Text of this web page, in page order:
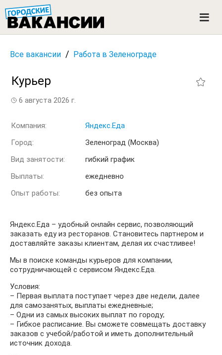
n
Все вакансии / Работа в Зеленограде
Курьер
6 августа 2026 г.
Компания:
Яндекс.Еда
Город:
Зеленоград (Москва)
Вид занятости:
гибкий график
Выплаты:
ежедневно
Опыт работы:
без опыта
Яндекс.Еда – удобный онлайн сервис, позволяющий
заказать еду из ресторанов. Становитесь партнером и
доставляйте заказы клиентам, делая их счастливее!
Мы в поиске команды курьеров для компании,
сотрудничающей с сервисом Яндекс.Еда.
Условия:
– Первая выплата поступает через две недели, далее
для самозанятых, выплаты ежедневные;
– Одни из самых высоких выплат по городу;
– Гибкое расписание. Вы сможете совмещать доставку
заказов с учебой/работой и иметь дополнительный
источник дохода.